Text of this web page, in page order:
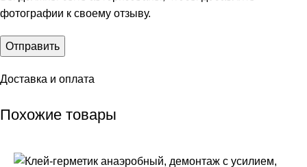
фотографии к своему отзыву.
Доставка и оплата
Похожие товары